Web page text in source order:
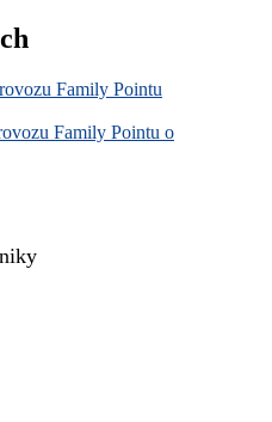
Family Pointu
Family Pointu o